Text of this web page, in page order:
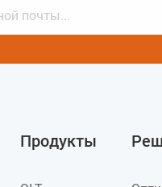
Продукты